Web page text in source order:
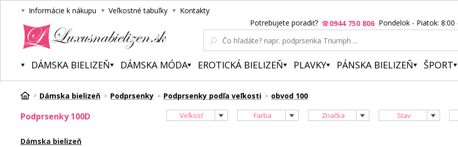
Informácie k nákupu Veľkostné tabuľky Kontakty
Potrebujete poradiť? 0944 750 806 Pondelok - Piatok: 8:00
DÁMSKA BIELIZEŇ DÁMSKA MÓDA EROTICKÁ BIELIZEŇ PLAVKY PÁNSKA BIELIZEŇ ŠPORT
Dámska bielizeň Podprsenky Podprsenky podľa veľkosti obvod 100
Podprsenky 100D
Dámska bielizeň
Veľkosť Farba Značka Stav